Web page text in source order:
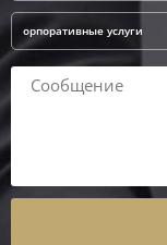
орпоративные услуги